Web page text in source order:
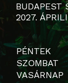
BUDAPEST
2027.
PÉNTEK
SZOMBAT
VASÁRNAP